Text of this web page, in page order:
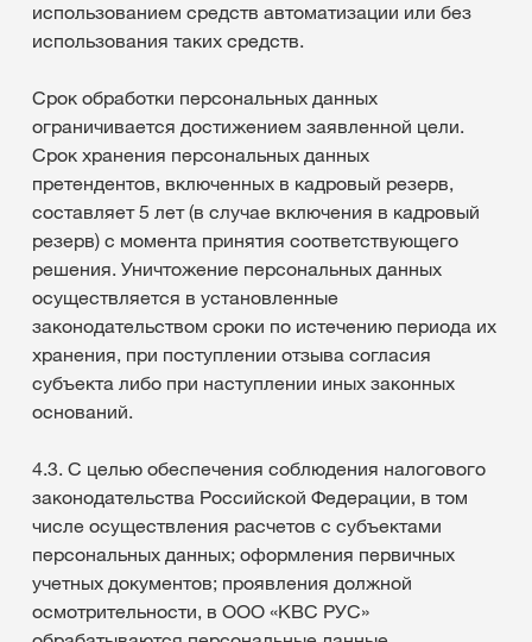
использованием средств автоматизации или без
использования таких средств.
Срок обработки персональных данных
ограничивается достижением заявленной цели.
Срок хранения персональных данных
претендентов, включенных в кадровый резерв,
составляет 5 лет (в случае включения в кадровый
резерв) с момента принятия соответствующего
решения. Уничтожение персональных данных
осуществляется в установленные
законодательством сроки по истечению периода их
хранения, при поступлении отзыва согласия
субъекта либо при наступлении иных законных
оснований.
4.3. С целью обеспечения соблюдения налогового
законодательства Российской Федерации, в том
числе осуществления расчетов с субъектами
персональных данных; оформления первичных
учетных документов; проявления должной
осмотрительности, в ООО «КВС РУС»